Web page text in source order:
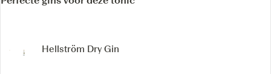
Hellström Dry Gin